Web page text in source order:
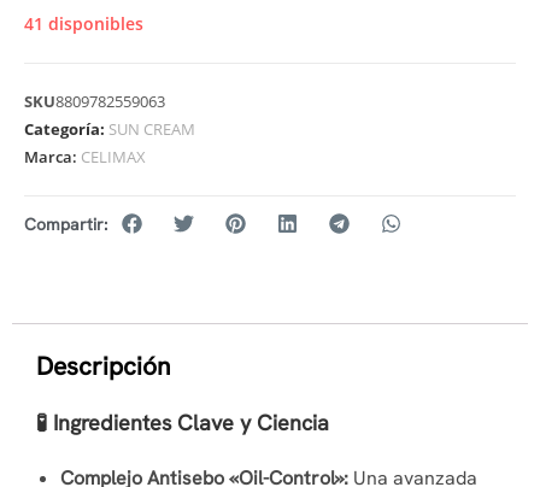
41 disponibles
SKU8809782559063
Categoría: SUN CREAM
Marca: CELIMAX
Compartir:
Descripción
🧪 Ingredientes Clave y Ciencia
Complejo Antisebo «Oil-Control»: Una avanzada